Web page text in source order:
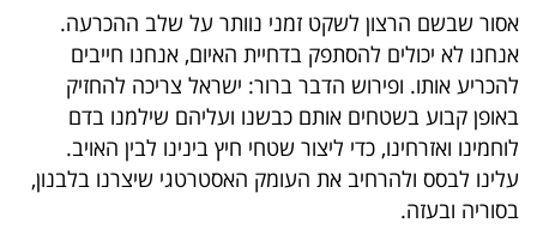
פרסמו
באייס
עקבו
אחרינו:
אסור שבשם הרצון לשקט זמני נוותר על שלב ההכרעה.
אנחנו לא יכולים להסתפק בדחיית האיום, אנחנו חייבים
להכריע אותו. ופירוש הדבר ברור: ישראל צריכה להחזיק
באופן קבוע בשטחים אותם כבשנו ועליהם שילמנו בדם
לוחמינו ואזרחינו, כדי ליצור שטחי חיץ בינינו לבין האויב.
עלינו לבסס ולהרחיב את העומק האסטרטגי שיצרנו בלבנון,
בסוריה ובעזה.